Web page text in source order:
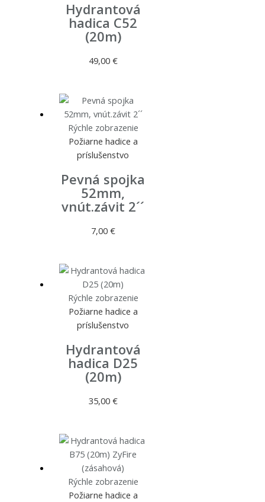
Hydrantová
hadica C52
(20m)
49,00 €
Rýchle zobrazenie
Požiarne hadice a
príslušenstvo
Pevná spojka
52mm,
vnút.závit 2´´
7,00 €
Rýchle zobrazenie
Požiarne hadice a
príslušenstvo
Hydrantová
hadica D25
(20m)
35,00 €
Rýchle zobrazenie
Požiarne hadice a